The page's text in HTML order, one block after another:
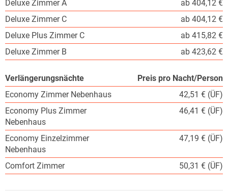
Deluxe Zimmer A
ab 404,12 €
Deluxe Zimmer C
ab 404,12 €
Deluxe Plus Zimmer C
ab 415,82 €
Deluxe Zimmer B
ab 423,62 €
Verlängerungsnächte
Preis pro Nacht/Person
Economy Zimmer Nebenhaus
42,51 € (ÜF)
Economy Plus Zimmer
Nebenhaus
46,41 € (ÜF)
Economy Einzelzimmer
Nebenhaus
47,19 € (ÜF)
Comfort Zimmer 50,31 € (ÜF)